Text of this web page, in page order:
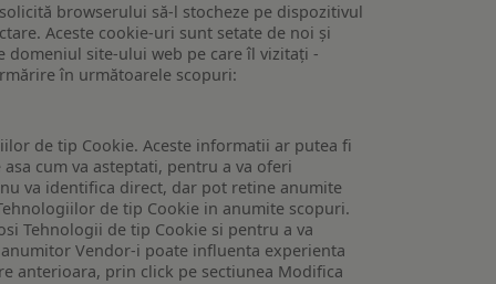
browserului să-l stocheze pe dispozitivul
Aceste cookie-uri sunt setate de noi și
site-ului web pe care îl vizitați -
în următoarele scopuri:
de tip Cookie. Aceste informatii ar putea fi
cum va asteptati, pentru a va oferi
va identifica direct, dar pot retine anumite
de tip Cookie in anumite scopuri.
Tehnologii de tip Cookie si pentru a va
Vendor-i poate influenta experienta
anterioara, prin click pe sectiunea Modifica